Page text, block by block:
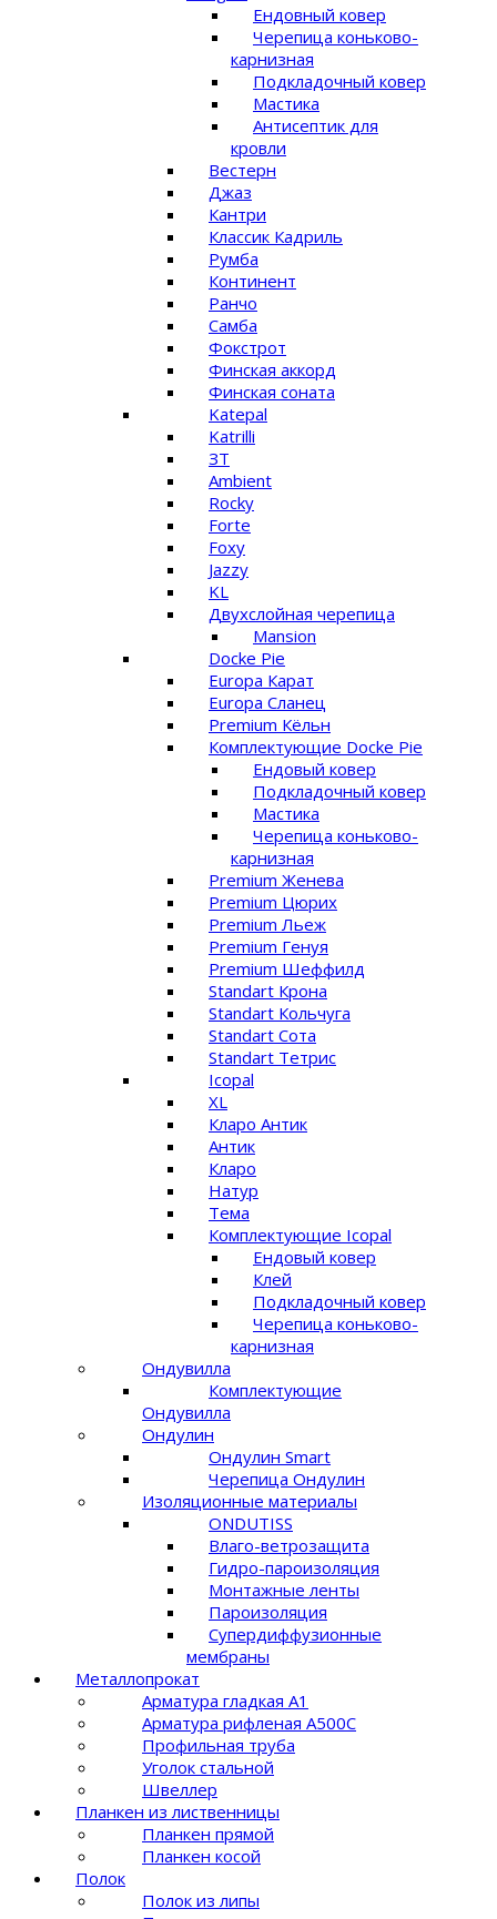
Ендовный ковер
Черепица коньково-
карнизная
Подкладочный ковер
Мастика
Антисептик для
кровли
Вестерн
Джаз
Кантри
Классик Кадриль
Румба
Континент
Ранчо
Самба
Фокстрот
Финская аккорд
Финская соната
Katepal
Katrilli
ЗТ
Ambient
Rocky
Forte
Foxy
Jazzy
KL
Двухслойная черепица
Mansion
Docke Pie
Europa Карат
Europa Сланец
Premium Кёльн
Комплектующие Docke Pie
Ендовый ковер
Подкладочный ковер
Мастика
Черепица коньково-
карнизная
Premium Женева
Premium Цюрих
Premium Льеж
Premium Генуя
Premium Шеффилд
Standart Крона
Standart Кольчуга
Standart Сота
Standart Тетрис
Icopal
XL
Кларо Антик
Антик
Кларо
Натур
Тема
Комплектующие Icopal
Ендовый ковер
Клей
Подкладочный ковер
Черепица коньково-
карнизная
Ондувилла
Комплектующие
Ондувилла
Ондулин
Ондулин Smart
Черепица Ондулин
Изоляционные материалы
ONDUTISS
Влаго-ветрозащита
Гидро-пароизоляция
Монтажные ленты
Пароизоляция
Супердиффузионные
мембраны
Металлопрокат
Арматура гладкая А1
Арматура рифленая A500C
Профильная труба
Уголок стальной
Швеллер
Планкен из лиственницы
Планкен прямой
Планкен косой
Полок
Полок из липы